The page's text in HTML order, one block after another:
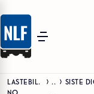
LASTEBIL.
NO
..
.